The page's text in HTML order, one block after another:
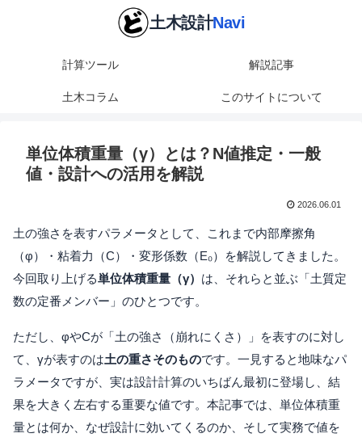
計算ツール 解説記事
土木コラム このサイトについて
単位体積重量（γ）とは？N値推定・一般
値・設計への活用を解説
2026.06.01
土の強さを表すパラメータとして、これまで内部摩擦角
（φ）・粘着力（C）・変形係数（E₀）を解説してきました。
今回取り上げる単位体積重量（γ） は、それらと並ぶ「土質定
数の定番メンバー」のひとつです。
ただし、φやCが「土の強さ（崩れにくさ）」を表すのに対し
て、γが表すのは土の重さそのものです。一見すると地味なパ
ラメータですが、実は設計計算のいちばん最初に登場し、結
果を大きく左右する重要な値です。本記事では、単位体積重
量とは何か、なぜ設計に効いてくるのか、そして実務で値を